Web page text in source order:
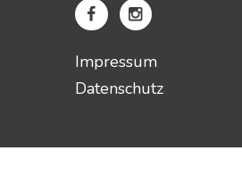
Impressum
Datenschutz